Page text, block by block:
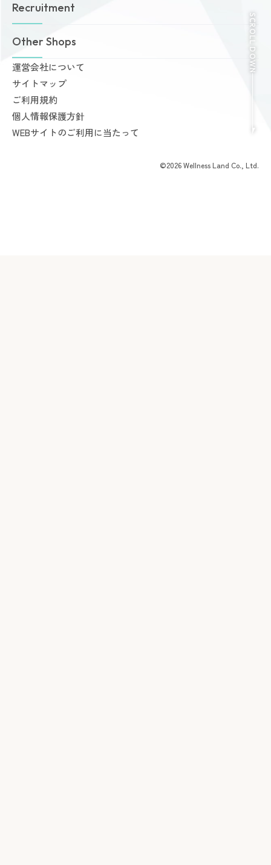
店舗一覧
ご予約から無料体験・見学までの流れ
料金案内
入会手続きのご案内
お支払いについて
よくあるご質問
会員様からいただいた声
Amazonesのパーソナルトレーニング
AI姿勢診断・改善
Recruitment
Other Shops
完全個室PRIVATE GYM Highness
24時間ジム Amazones & Hercules
AMAZONES ONLINE SHOP
運営会社について
サイトマップ
ご利用規約
個人情報保護方針
WEBサイトのご利用に当たって
©2026 Wellness Land Co., Ltd.
SCROLL DOWN